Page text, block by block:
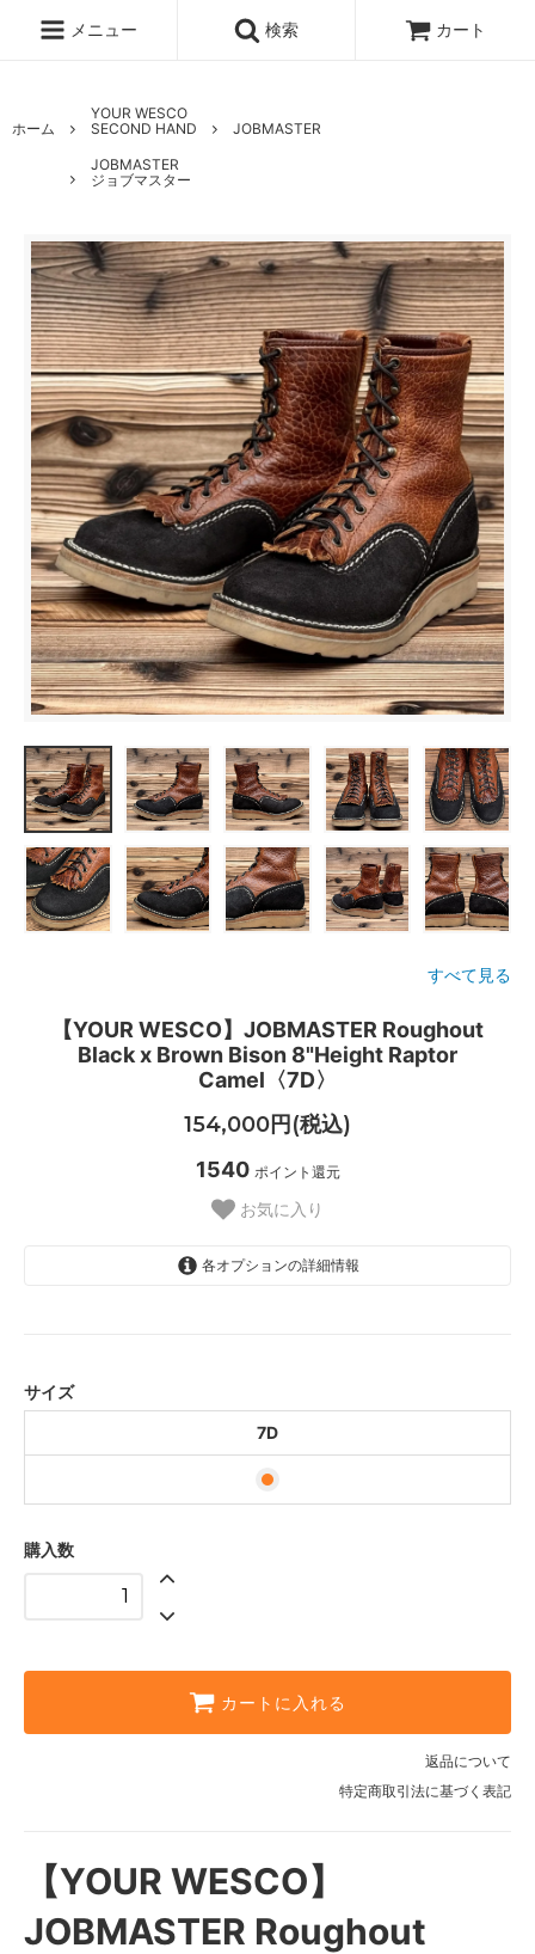
メニュー 検索 カート
ホーム
YOUR WESCO
SECOND HAND
JOBMASTER
JOBMASTER
ジョブマスター
すべて見る
【YOUR WESCO】JOBMASTER Roughout
Black x Brown Bison 8"Height Raptor
Camel〈7D〉
154,000円(税込)
1540 ポイント還元
お気に入り
各オプションの詳細情報
サイズ
7D
購入数
カートに入れる
返品について
特定商取引法に基づく表記
【YOUR WESCO】
JOBMASTER Roughout